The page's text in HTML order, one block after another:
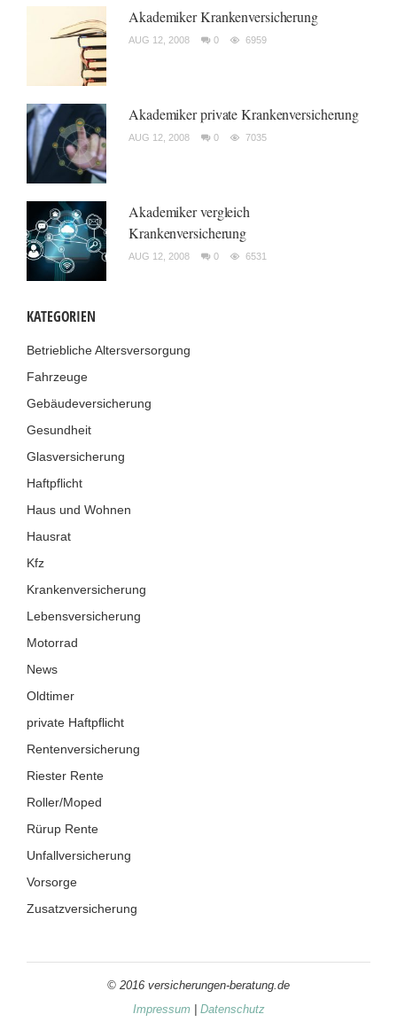
Akademiker Krankenversicherung
AUG 12, 2008 0 6959
Akademiker private Krankenversicherung
AUG 12, 2008 0 7035
Akademiker vergleich
Krankenversicherung
AUG 12, 2008 0 6531
KATEGORIEN
Betriebliche Altersversorgung
Fahrzeuge
Gebäudeversicherung
Gesundheit
Glasversicherung
Haftpflicht
Haus und Wohnen
Hausrat
Kfz
Krankenversicherung
Lebensversicherung
Motorrad
News
Oldtimer
private Haftpflicht
Rentenversicherung
Riester Rente
Roller/Moped
Rürup Rente
Unfallversicherung
Vorsorge
Zusatzversicherung
© 2016 versicherungen-beratung.de
Impressum
Datenschutz